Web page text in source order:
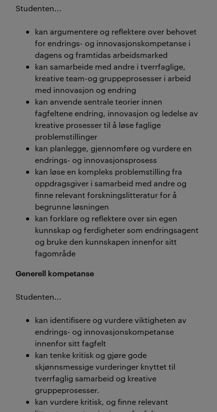
Studenten...
kan argumentere og reflektere over behovet
for endrings- og innovasjonskompetanse i
dagens og framtidas arbeidsmarked
kan samarbeide med andre i tverrfaglige,
kreative team-og gruppeprosesser i arbeid
med innovasjon og endring
kan anvende sentrale teorier innen
fagfeltene endring, innovasjon og ledelse av
kreative prosesser til å løse faglige
problemstillinger
kan planlegge, gjennomføre og vurdere en
endrings- og innovasjonsprosess
kan løse en kompleks problemstilling fra
oppdragsgiver i samarbeid med andre og
finne relevant forskningslitteratur for å
begrunne løsningen
kan forklare og reflektere over sin egen
kunnskap og ferdigheter som endringsagent
og bruke den kunnskapen innenfor sitt
fagområde
Generell kompetanse
Studenten...
kan identifisere og vurdere viktigheten av
endrings- og innovasjonskompetanse
innenfor sitt fagfelt
kan tenke kritisk og gjøre gode
skjønnsmessige vurderinger knyttet til
tverrfaglig samarbeid og kreative
gruppeprosesser.
kan vurdere kritisk, og finne relevant